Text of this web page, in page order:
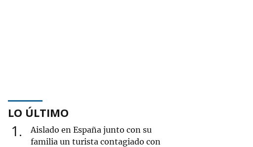
LO ÚLTIMO
1
Aislado en España junto con su
familia un turista contagiado con